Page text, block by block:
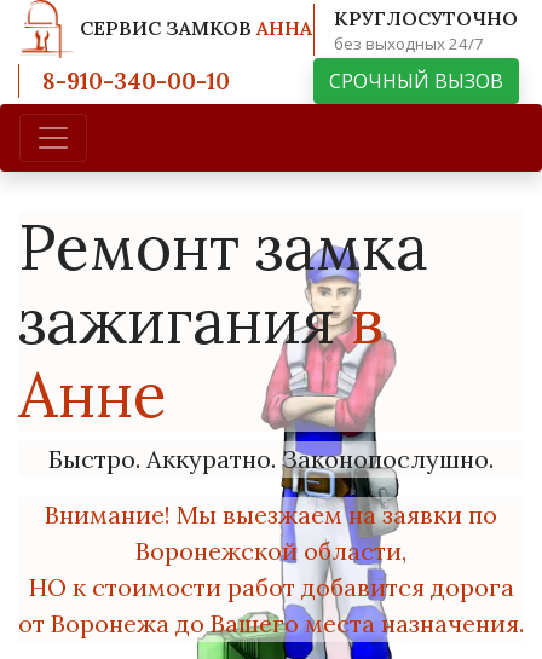
СЕРВИС ЗАМКОВАННА КРУГЛОСУТОЧНО
без выходных 24/7
8-910-340-00-10 СРОЧНЫЙ ВЫЗОВ
Ремонт замка
зажиганияв
Анне
Быстро. Аккуратно. Законопослушно.
Внимание! Мы выезжаем на заявки по
Воронежской области,
НО к стоимости работ добавится дорога
от Воронежа до Вашего места назначения.